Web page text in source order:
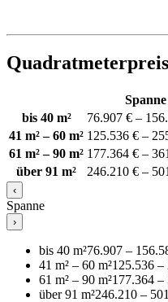
Spanne
bis 40 m²
76.907 € –
41 m² – 60 m² 125.536 € –
61 m² – 90 m² 177.364 € –
über 91 m²
246.210 € –
‹
Spanne
›
bis 40 m²76.907 –
41 m² – 60 m²125.536 –
61 m² – 90 m²177.364 –
über 91 m²246.210 –